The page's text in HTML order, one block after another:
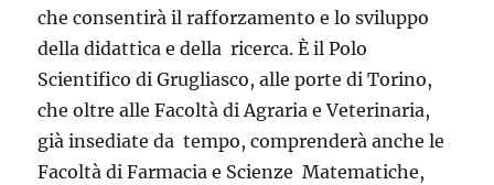
che consentirà il rafforzamento e lo sviluppo
della didattica e della ricerca. È il Polo
Scientifico di Grugliasco, alle porte di Torino,
che oltre alle Facoltà di Agraria e Veterinaria,
già insediate da tempo, comprenderà anche le
Facoltà di Farmacia e Scienze Matematiche,